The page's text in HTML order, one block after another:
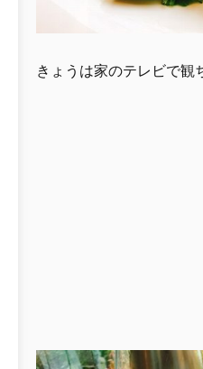
きょうは家のテレビで観